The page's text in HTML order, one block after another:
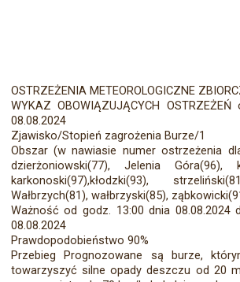
OSTRZEŻENIA METEOROLOGICZNE
WYKAZ OBOWIĄZUJĄCYCH
08.08.2024
Zjawisko/Stopień zagrożenia Burze/1
Obszar (w nawiasie numer ostrzeżenia
dzierżoniowski(77), Jelenia Góra(96),
karkonoski(97),kłodzki(93),
Wałbrzych(81), wałbrzyski(85),
Ważność od godz. 13:00 dnia 08.08.2024
08.08.2024
Prawdopodobieństwo 90%
Przebieg Prognozowane są burze,
towarzyszyć silne opady deszczu od 20